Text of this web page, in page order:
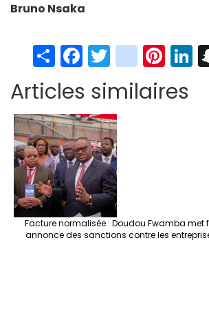
Bruno Nsaka
S
h
ar
e
Fa
ce
b
o
o
k
T
wi
tt
er
in
st
ag
Pi
er
Articles similaires
Facture normalisée : Doudou Fwamba met
annonce des sanctions contre les